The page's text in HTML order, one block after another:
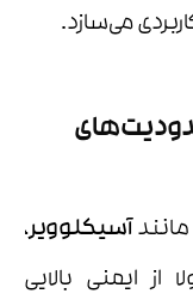
می‌سازد.
مانندآسیکلوویر،
از ایمنی بالایی